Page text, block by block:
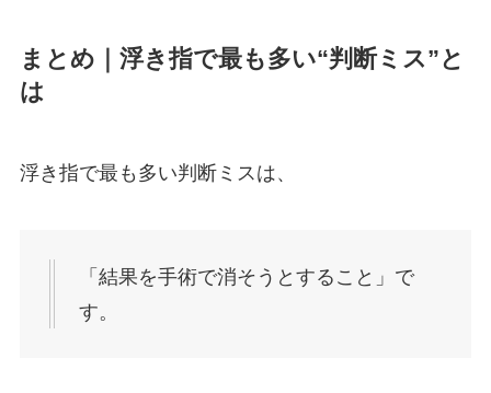
まとめ｜浮き指で最も多い“判断ミス”と
は
浮き指で最も多い判断ミスは、
「結果を手術で消そうとすること」で
す。